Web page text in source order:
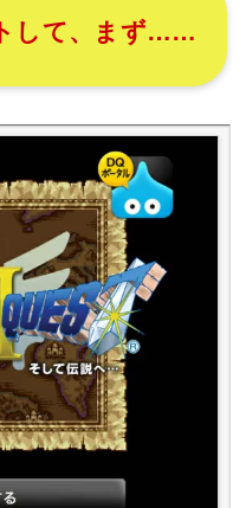
して、まず……